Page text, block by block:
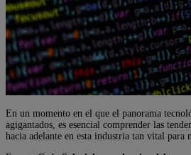
En un momento en el que el panorama
agigantados, es esencial comprender las
hacia adelante en esta industria tan vital para